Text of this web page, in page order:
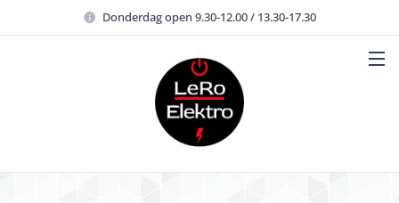
Donderdag open 9.30-12.00 / 13.30-17.30